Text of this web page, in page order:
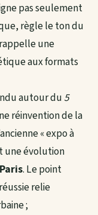
pas seulement
règle le ton du
une
aux formats
autour du 5
réinvention de la
« expo à
une évolution
Paris. Le point
relie
;